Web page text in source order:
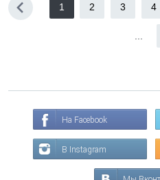
1 2 3 4
На Facebook
В Instagram